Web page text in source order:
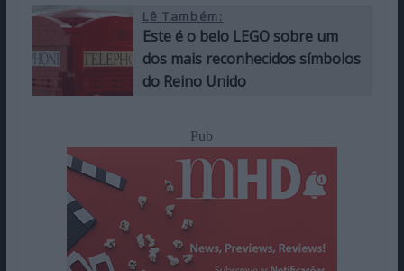
Lê Também:
Este é o belo LEGO sobre um
dos mais reconhecidos símbolos
do Reino Unido
Pub